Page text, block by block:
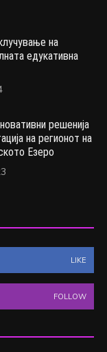
на
едукативна
решенија
на регионот на
Езеро
LIKE
FOLLOW